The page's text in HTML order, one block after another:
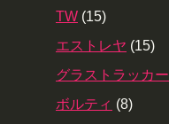
TW (15)
エストレヤ (15)
グラストラッカー
ボルティ (8)